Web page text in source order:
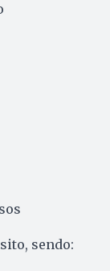
sendo: